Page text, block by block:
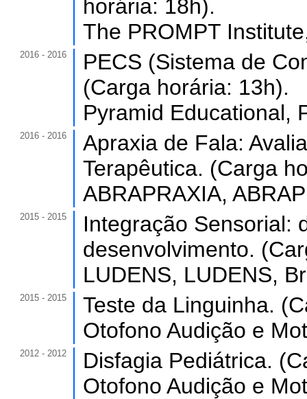
horária: 18h).
The PROMPT
2016 - 2016
PECS (Sistema de
(Carga horária: 13h).
Pyramid Educational,
2016 - 2016
Apraxia de Fala:
Terapêutica. (Carga
ABRAPRAXIA,
2015 - 2015
Integração Sensorial:
desenvolvimento.
LUDENS, LUDENS,
2015 - 2015
Teste da Linguinha.
Otofono Audição e
2012 - 2012
Disfagia Pediátrica.
Otofono Audição e